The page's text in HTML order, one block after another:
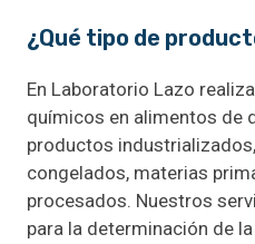
¿Qué tipo de
En Laboratorio Lazo
químicos en alimentos de
productos
congelados, materias
procesados. Nuestros
para la determinación de la